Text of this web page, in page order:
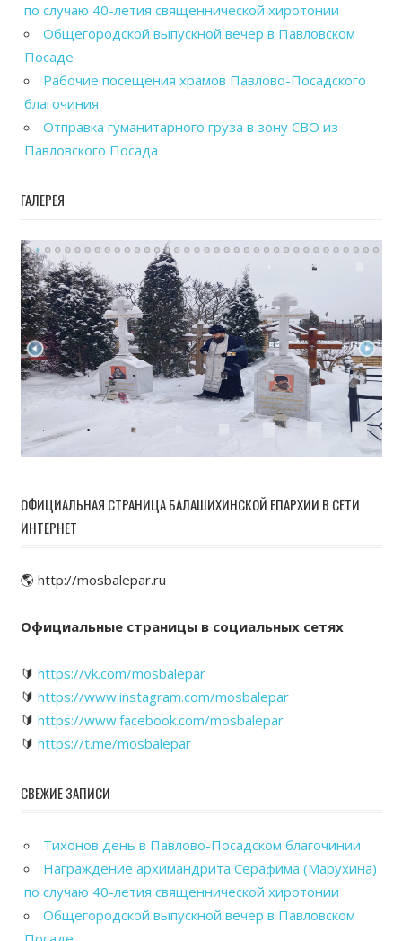
по случаю 40-летия священнической хиротонии
Общегородской выпускной вечер в Павловском
Посаде
Рабочие посещения храмов Павлово-Посадского
благочиния
Отправка гуманитарного груза в зону СВО из
Павловского Посада
ГАЛЕРЕЯ
ОФИЦИАЛЬНАЯ СТРАНИЦА БАЛАШИХИНСКОЙ ЕПАРХИИ В СЕТИ
ИНТЕРНЕТ
🌎 http://mosbalepar.ru
Официальные страницы в социальных сетях
🔰 https://vk.com/mosbalepar
🔰 https://www.instagram.com/mosbalepar
🔰 https://www.facebook.com/mosbalepar
🔰 https://t.me/mosbalepar
СВЕЖИЕ ЗАПИСИ
Тихонов день в Павлово-Посадском благочинии
Награждение архимандрита Серафима (Марухина)
по случаю 40-летия священнической хиротонии
Общегородской выпускной вечер в Павловском